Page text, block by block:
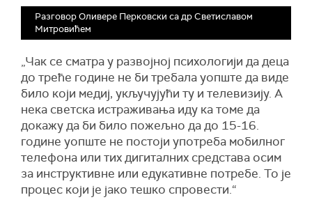
Разговор Оливере Перковски са др Светиславом
Митровићем
„Чак се сматра у развојној психологији да деца
до треће године не би требала уопште да виде
било који медиј, укључујући ту и телевизију. А
нека светска истраживања иду ка томе да
докажу да би било пожељно да до 15-16.
године уопште не постоји употреба мобилног
телефона или тих дигиталних средстава осим
за инструктивне или едукативне потребе. То је
процес који је јако тешко спровести.“